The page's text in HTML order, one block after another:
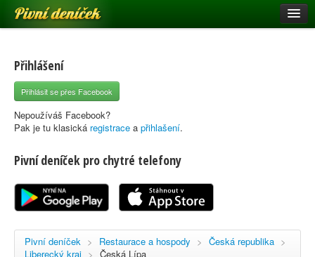
Pivní deníček
Pivní mapa
Pivní značky
Nápověda
Registrace
Přihlášení
Přihlásit se přes Facebook
Nepoužíváš Facebook?
Pak je tu klasická registrace a přihlašení.
Pivní deníček pro chytré telefony
Pivní deníček > Restaurace a hospody > Česká republika >
Liberecký kraj > Česká Lípa